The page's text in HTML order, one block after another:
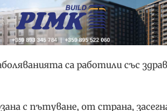
са работили със
с пътуване, от страна,